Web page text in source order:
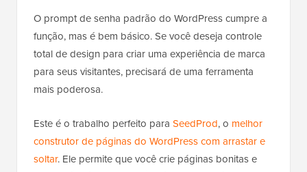
O prompt de senha padrão do WordPress cumpre a
função, mas é bem básico. Se você deseja controle
total de design para criar uma experiência de marca
para seus visitantes, precisará de uma ferramenta
mais poderosa.
Este é o trabalho perfeito para SeedProd, o melhor
construtor de páginas do WordPress com arrastar e
soltar. Ele permite que você crie páginas bonitas e